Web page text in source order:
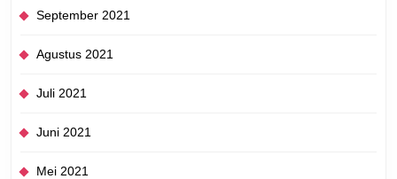
September 2021
Agustus 2021
Juli 2021
Juni 2021
Mei 2021